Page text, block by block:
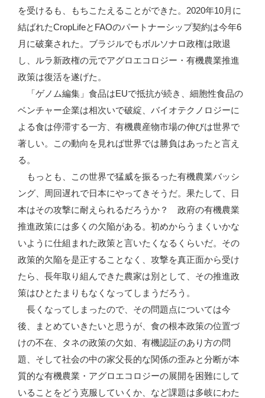
を受けるも、もちこたえることができた。2020年10月に
結ばれたCropLifeとFAOのパートナーシップ契約は今年6
月に破棄された。ブラジルでもボルソナロ政権は敗退
し、ルラ新政権の元でアグロエコロジー・有機農業推進
政策は復活を遂げた。
「ゲノム編集」食品はEUで抵抗が続き、細胞性食品の
ベンチャー企業は相次いで破綻、バイオテクノロジーに
よる食は停滞する一方、有機農産物市場の伸びは世界で
著しい。この動向を見れば世界では勝負はあったと言え
る。
もっとも、この世界で猛威を振るった有機農業バッシ
ング、周回遅れで日本にやってきそうだ。果たして、日
本はその攻撃に耐えられるだろうか？ 政府の有機農業
推進政策には多くの欠陥がある。初めからうまくいかな
いように仕組まれた政策と言いたくなるくらいだ。その
政策的欠陥を是正することなく、攻撃を真正面から受け
たら、長年取り組んできた農家は別として、その推進政
策はひとたまりもなくなってしまうだろう。
長くなってしまったので、その問題点については今
後、まとめていきたいと思うが、食の根本政策の位置づ
けの不在、タネの政策の欠如、有機認証のあり方の問
題、そして社会の中の家父長的な関係の歪みと分断が本
質的な有機農業・アグロエコロジーの展開を困難にして
いることをどう克服していくか、など課題は多岐にわた